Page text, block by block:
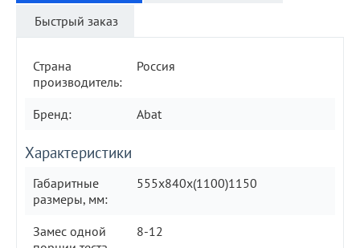
Быстрый заказ
Страна
производитель:
Россия
Бренд: Abat
Характеристики
Габаритные
размеры, мм:
555х840х(1100)1150
Замес одной
8-12